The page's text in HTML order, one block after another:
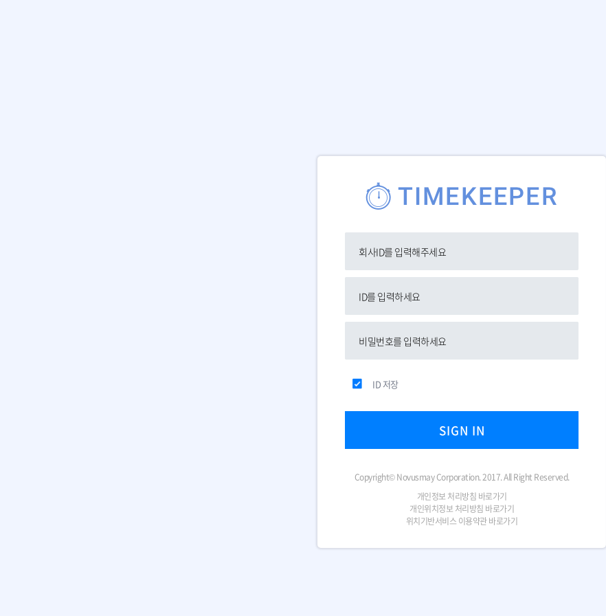
ID 저장
SIGN IN
Copyright© Novusmay Corporation. 2017. All Right Reserved.
개인정보 처리방침 바로가기
개인위치정보 처리방침 바로가기
위치기반서비스 이용약관 바로가기